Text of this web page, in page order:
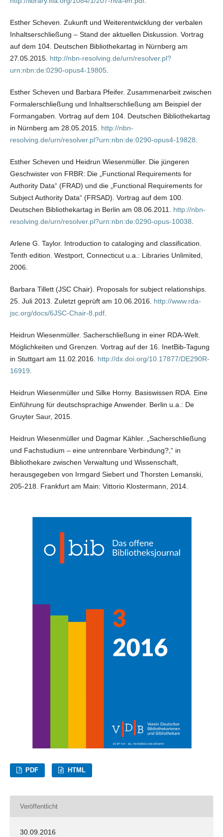
Esther Scheven. Zukunft und Weiterentwicklung der verbalen
Inhaltserschließung – Stand der aktuellen Diskussion. Vortrag
auf dem 104. Deutschen Bibliothekartag in Nürnberg am
27.05.2015. http://nbn-resolving.de/urn/resolver.pl?
urn:nbn:de:0290-opus4-19805.
Esther Scheven und Barbara Pfeifer. Zusammenarbeit zwischen
Formalerschließung und Inhaltserschließung am Beispiel der
Formangaben. Vortrag auf dem 104. Deutschen Bibliothekartag
in Nürnberg am 28.05.2015. http://nbn-
resolving.de/urn/resolver.pl?urn:nbn:de:0290-opus4-19828
Esther Scheven und Heidrun Wiesenmüller. Die jüngeren
Geschwister von FRBR: Die „Functional Requirements for
Authority Data“ (FRAD) und die „Functional Requirements for
Subject Authority Data“ (FRSAD). Vortrag auf dem 100.
Deutschen Bibliothekartag in Berlin am 08.06.2011. http://nbn-
resolving.de/urn/resolver.pl?urn:nbn:de:0290-opus-10038
Arlene G. Taylor. Introduction to cataloging and classification.
Tenth edition. Westport, Connecticut u.a.: Libraries Unlimited,
2006.
Barbara Tillett (JSC Chair). Proposals for subject relationships.
25. Juli 2013. Zuletzt geprüft am 10.06.2016. http://www.rda-
jsc.org/docs/6JSC-Chair-8.pdf.
Heidrun Wiesenmüller. Sacherschließung in einer RDA-Welt.
Möglichkeiten und Grenzen. Vortrag auf der 16. InetBib-Tagung
in Stuttgart am 11.02.2016. http://dx.doi.org/10.17877/DE290R-
16919
Heidrun Wiesenmüller und Silke Horny. Basiswissen RDA. Eine
Einführung für deutschsprachige Anwender. Berlin u.a.: De
Gruyter Saur, 2015.
Heidrun Wiesenmüller und Dagmar Kähler. „Sacherschließung
und Fachstudium – eine untrennbare Verbindung?,“ in
Bibliothekare zwischen Verwaltung und Wissenschaft,
herausgegeben von Irmgard Siebert und Thorsten Lemanski,
205-218. Frankfurt am Main: Vittorio Klostermann, 2014.
PDF HTML
Veröffentlicht
30.09.2016